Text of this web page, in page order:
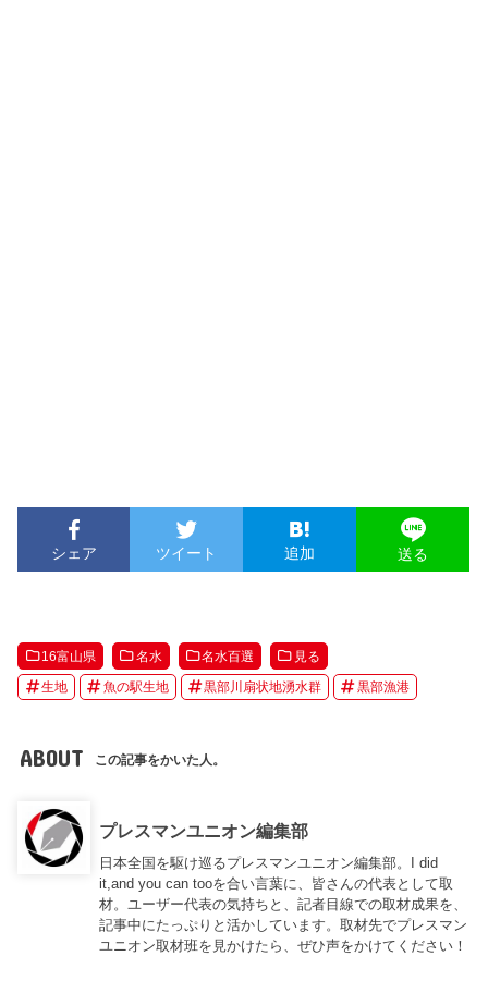
シェア ツイート 追加 送る
16富山県 名水 名水百選 見る
生地 魚の駅生地 黒部川扇状地湧水群 黒部漁港
ABOUT この記事をかいた人。
プレスマンユニオン編集部
日本全国を駆け巡るプレスマンユニオン編集部。I did
it,and you can tooを合い言葉に、皆さんの代表として取
材。ユーザー代表の気持ちと、記者目線での取材成果を、
記事中にたっぷりと活かしています。取材先でプレスマン
ユニオン取材班を見かけたら、ぜひ声をかけてください！